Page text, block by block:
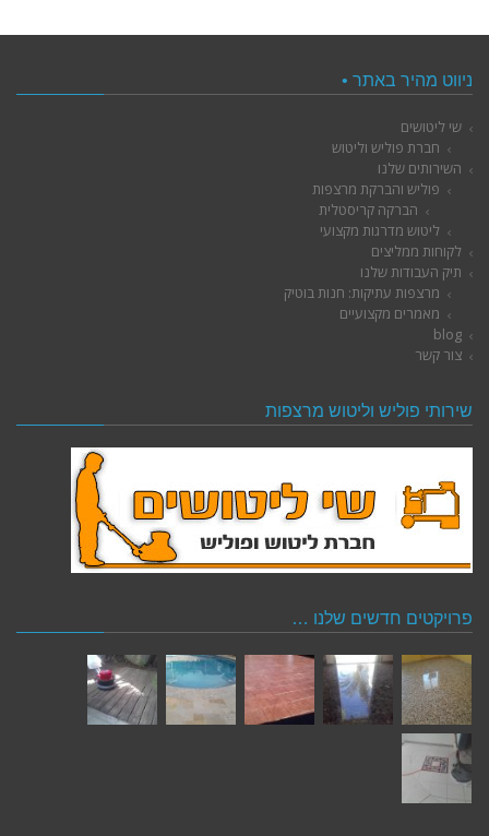
ניווט מהיר באתר •
שי ליטושים
חברת פוליש וליטוש
השירותים שלנו
פוליש והברקת מרצפות
הברקה קריסטלית
ליטוש מדרגות מקצועי
לקוחות ממליצים
תיק העבודות שלנו
מרצפות עתיקות: חנות בוטיק
מאמרים מקצועיים
blog
צור קשר
שירותי פוליש וליטוש מרצפות
פרויקטים חדשים שלנו …